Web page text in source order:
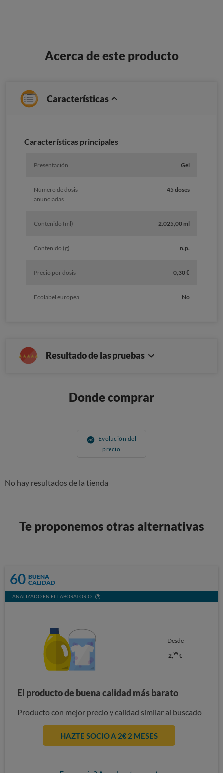
Acerca de este producto
Características
Características principales
Presentación Gel
Número de dosis
anunciadas
45 doses
Contenido (ml) 2.025,00 ml
Contenido (g) n.p.
Precio por dosis 0,30 €
Ecolabel europea No
Resultado de las pruebas
Donde comprar
Evolución del
precio
No hay resultados de la tienda
Te proponemos otras alternativas
60 BUENA
CALIDAD
ANALIZADO EN EL LABORATORIO
Desde
2,99 €
El producto de buena calidad más barato
Producto con mejor precio y calidad similar al buscado
HAZTE SOCIO A 2€ 2 MESES